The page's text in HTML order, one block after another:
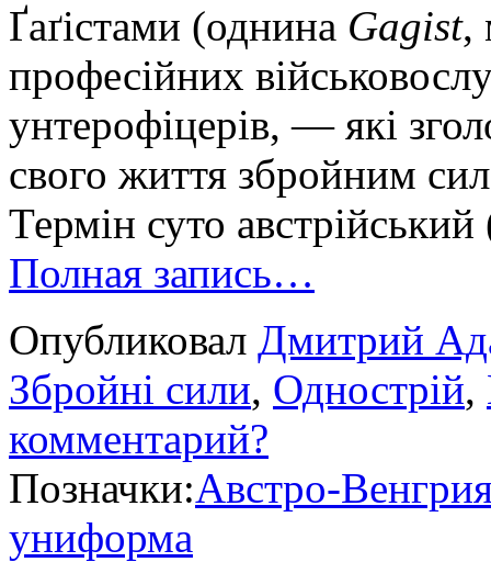
Ґаґістами (однина Gagist,
професійних
унтерофіцерів, — які
свого життя збройним
Термін суто
Полная запись…
Опубликовал Дмитрий
Збройні сили, Однострій,
комментарий?
Позначки:Австро-
униформа